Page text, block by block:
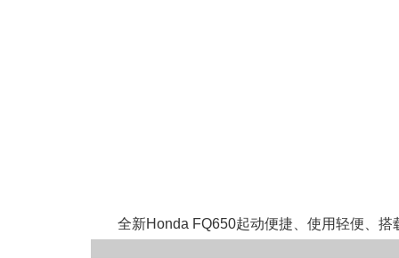
全新Honda FQ650起动便捷、使用轻便、